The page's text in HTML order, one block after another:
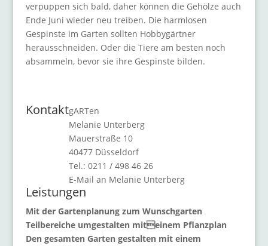
verpuppen sich bald, daher können die Gehölze auch
Ende Juni wieder neu treiben. Die harmlosen
Gespinste im Garten sollten Hobbygärtner
herausschneiden. Oder die Tiere am besten noch
absammeln, bevor sie ihre Gespinste bilden.
KontaktgARTen
Melanie Unterberg
Mauerstraße 10
40477 Düsseldorf
Tel.: 0211 / 498 46 26
E-Mail an Melanie Unterberg
Leistungen
Mit der Gartenplanung zum Wunschgarten
Teilbereiche umgestalten miteinem Pflanzplan
Den gesamten Garten gestalten mit einem